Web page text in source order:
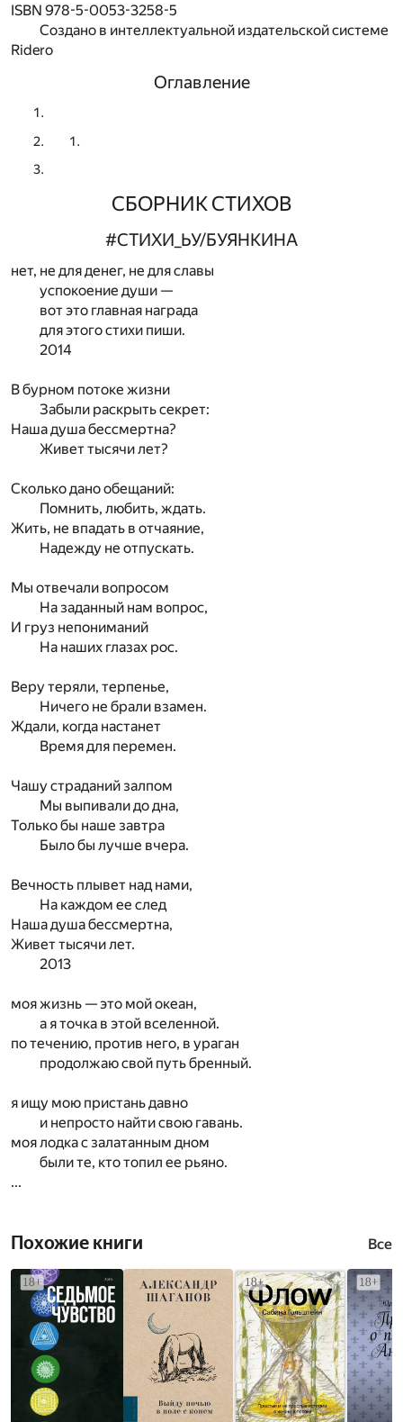
ISBN 978-5-0053-3258-5
Создано в интеллектуальной издательской системе
Ridero
Оглавление
СБОРНИК СТИХОВ
#СТИХИ_ЬУ/БУЯНКИНА
нет, не для денег, не для славы
успокоение души —
вот это главная награда
для этого стихи пиши.
2014
В бурном потоке жизни
Забыли раскрыть секрет:
Наша душа бессмертна?
Живет тысячи лет?
Сколько дано обещаний:
Помнить, любить, ждать.
Жить, не впадать в отчаяние,
Надежду не отпускать.
Мы отвечали вопросом
На заданный нам вопрос,
И груз непониманий
На наших глазах рос.
Веру теряли, терпенье,
Ничего не брали взамен.
Ждали, когда настанет
Время для перемен.
Чашу страданий залпом
Мы выпивали до дна,
Только бы наше завтра
Было бы лучше вчера.
Вечность плывет над нами,
На каждом ее след
Наша душа бессмертна,
Живет тысячи лет.
2013
моя жизнь — это мой океан,
а я точка в этой вселенной.
по течению, против него, в ураган
продолжаю свой путь бренный.
я ищу мою пристань давно
и непросто найти свою гавань.
моя лодка с залатанным дном
были те, кто топил ее рьяно.
...
Похожие книги Все